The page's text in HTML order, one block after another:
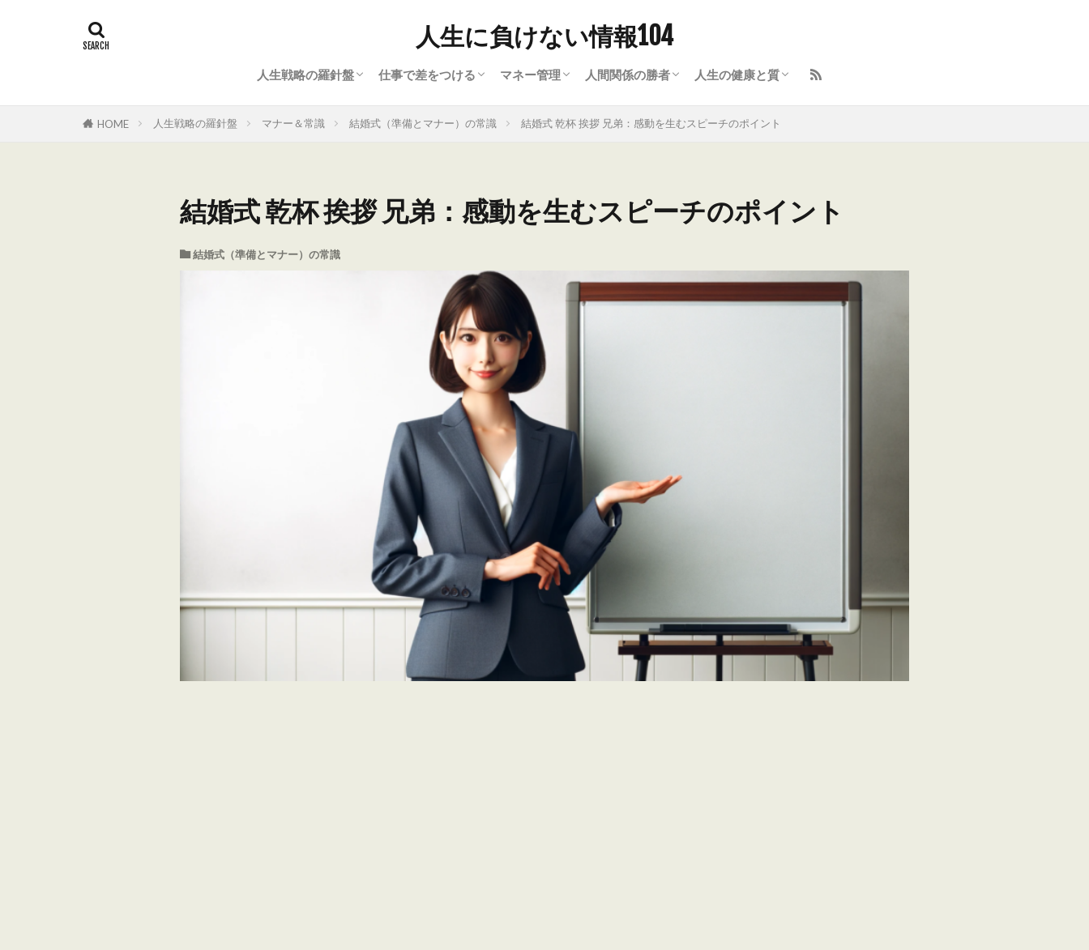
人生に負けない情報104
人生戦略の羅針盤 仕事で差をつける マネー管理 人間関係の勝者 人生の健康と質
HOME 人生戦略の羅針盤 マナー＆常識 結婚式（準備とマナー）の常識 結婚式 乾杯 挨拶 兄弟：感動を生むスピーチのポイント
結婚式 乾杯 挨拶 兄弟：感動を生むスピーチのポイント
結婚式（準備とマナー）の常識